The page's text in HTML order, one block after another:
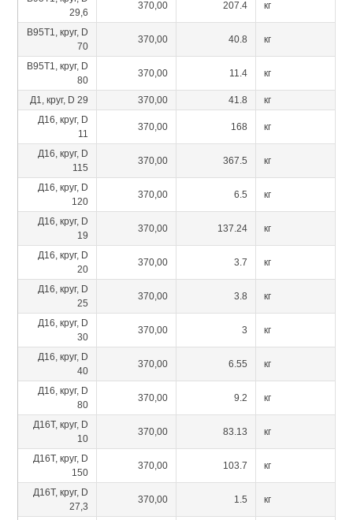
29,6
370,00 207.4 кг
В95Т1, круг, D
70
370,00 40.8 кг
В95Т1, круг, D
80
370,00 11.4 кг
Д1, круг, D 29 370,00 41.8
кг
Д16, круг, D
11
370,00 168 кг
Д16, круг, D
115
370,00 367.5 кг
Д16, круг, D
120
370,00 6.5 кг
Д16, круг, D
19
370,00 137.24 кг
Д16, круг, D
20
370,00 3.7 кг
Д16, круг, D
25
370,00 3.8 кг
Д16, круг, D
30
370,00 3 кг
Д16, круг, D
40
370,00 6.55 кг
Д16, круг, D
80
370,00 9.2 кг
Д16Т, круг, D
10
370,00 83.13 кг
Д16Т, круг, D
150
370,00 103.7 кг
Д16Т, круг, D
27,3
370,00 1.5 кг